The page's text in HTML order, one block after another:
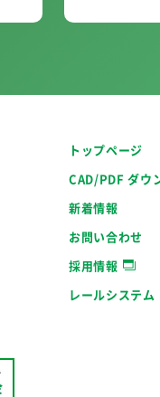
トップページ
CAD/PDF ダウ
新着情報
お問い合わせ
採用情報
レールシステム